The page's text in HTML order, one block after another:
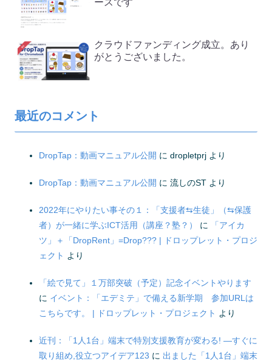
ースです
クラウドファンディング成立。あり
がとうございました。
最近のコメント
DropTap：動画マニュアル公開 に dropletprj より
DropTap：動画マニュアル公開 に 流しのST より
2022年にやりたい事その１：「支援者⇆生徒」（⇆保護
者）が一緒に学ぶICT活用（講座？塾？）
に
「アイカ
ツ」＋「DropRent」=Drop??? | ドロップレット・プロジ
ェクト より
「絵で見て」１万部突破（予定）記念イベントやります
に イベント：「エデミテ」で備える新学期 参加URLは
こちらです。 | ドロップレット・プロジェクト より
近刊：「1人1台」端末で特別支援教育が変わる! ―すぐに
取り組め,役立つアイデア123 に 出ました「1人1台」端末